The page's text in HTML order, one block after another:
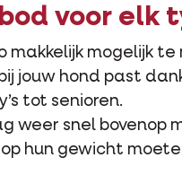
voor elk
makkelijk mogelijk
jouw hond past
tot senioren.
weer snel bovenop
hun gewicht